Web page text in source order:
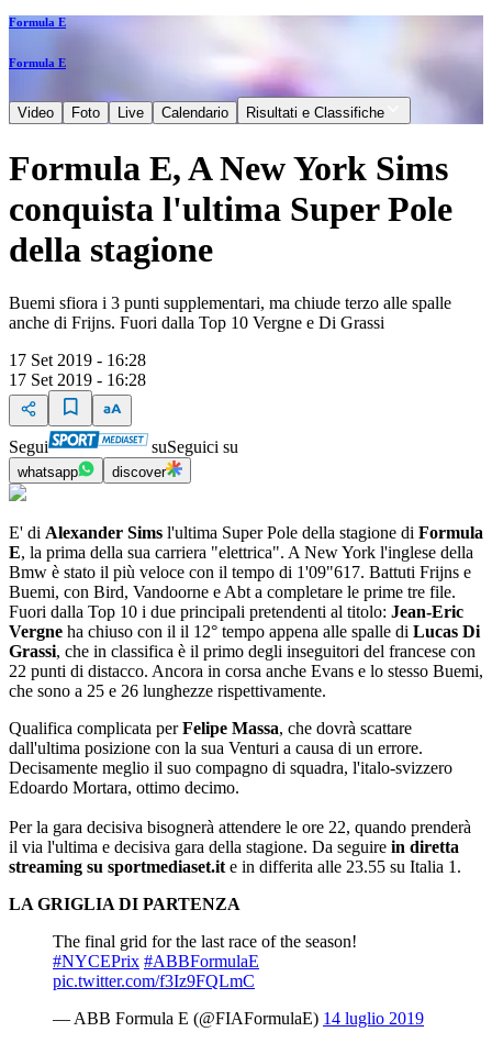
Formula E
Formula E
Video Foto Live Calendario Risultati e Classifiche
Formula E, A New York Sims
conquista l'ultima Super Pole
della stagione
Buemi sfiora i 3 punti supplementari, ma chiude terzo alle spalle
anche di Frijns. Fuori dalla Top 10 Vergne e Di Grassi
17 Set 2019 - 16:28
17 Set 2019 - 16:28
Segui suSeguici su
whatsapp discover
E' di Alexander Sims l'ultima Super Pole della stagione di Formula
E, la prima della sua carriera "elettrica". A New York l'inglese della
Bmw è stato il più veloce con il tempo di 1'09"617. Battuti Frijns e
Buemi, con Bird, Vandoorne e Abt a completare le prime tre file.
Fuori dalla Top 10 i due principali pretendenti al titolo: Jean-Eric
Vergne ha chiuso con il il 12° tempo appena alle spalle di Lucas Di
Grassi, che in classifica è il primo degli inseguitori del francese con
22 punti di distacco. Ancora in corsa anche Evans e lo stesso Buemi,
che sono a 25 e 26 lunghezze rispettivamente.
Qualifica complicata perFelipe Massa, che dovrà scattare
dall'ultima posizione con la sua Venturi a causa di un errore.
Decisamente meglio il suo compagno di squadra, l'italo-svizzero
Edoardo Mortara, ottimo decimo.
Per la gara decisiva bisognerà attendere le ore 22, quando prenderà
il via l'ultima e decisiva gara della stagione. Da seguire in diretta
streaming su sportmediaset.it e in differita alle 23.55 su Italia 1.
LA GRIGLIA DI PARTENZA
The final grid for the last race of the season!
#NYCEPrix #ABBFormulaE
pic.twitter.com/f3Iz9FQLmC
— ABB Formula E (@FIAFormulaE) 14 luglio 2019